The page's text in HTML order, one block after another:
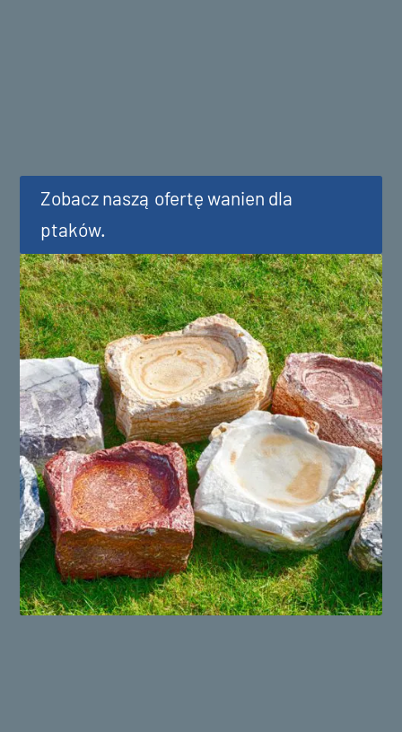
Zobacz naszą ofertę wanien dla
ptaków.